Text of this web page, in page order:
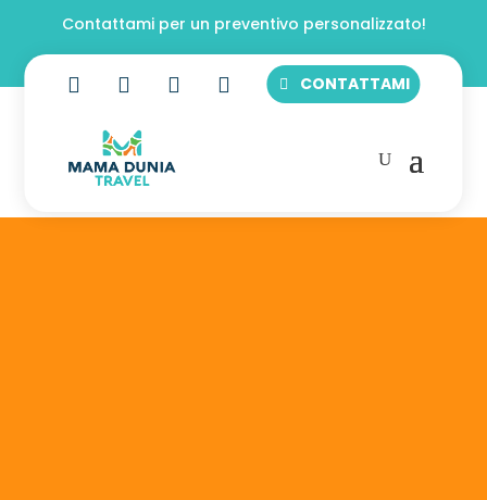
Contattami per un preventivo personalizzato!
    CONTATTAMI